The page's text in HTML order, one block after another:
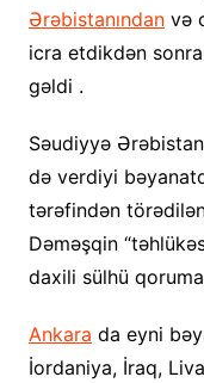
Ərəbistanındanvə
icra etdikdən
gəldi .
Səudiyyə
də verdiyi
tərəfindən
Dəməşqin
daxili sülhü
Ankara da eyni
İordaniya, İraq,